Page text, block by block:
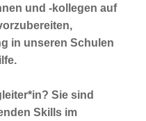
und -kollegen auf
in unseren Schulen
Sie sind
Skills im